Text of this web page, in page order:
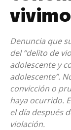
Denuncia que
del “delito de
adolescente y
adolescente”.
convicción o
haya ocurrido.
el día después
violación.